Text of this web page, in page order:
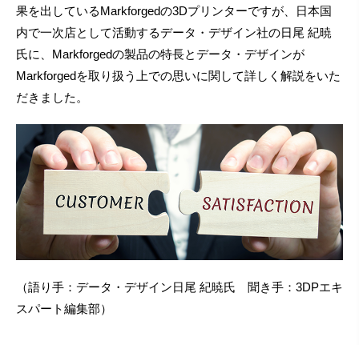
果を出しているMarkforgedの3Dプリンターですが、日本国
内で一次店として活動するデータ・デザイン社の日尾 紀暁
氏に、Markforgedの製品の特長とデータ・デザインが
Markforgedを取り扱う上での思いに関して詳しく解説をいた
だきました。
（語り手：データ・デザイン日尾 紀暁氏 聞き手：3DPエキ
スパート編集部）